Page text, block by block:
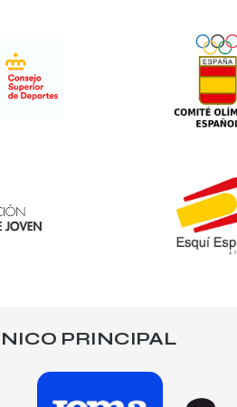
PRINCIPAL